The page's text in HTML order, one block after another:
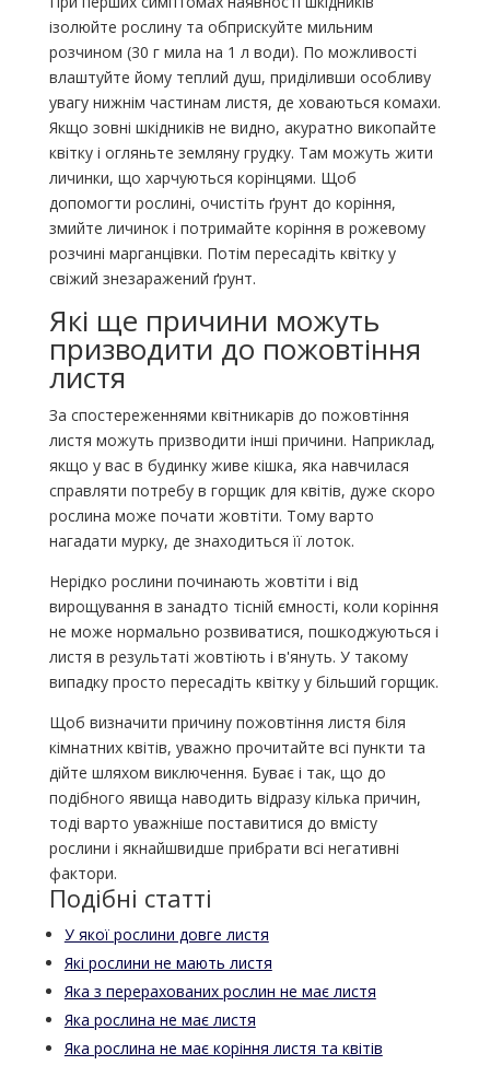
ізолюйте рослину та обприскуйте мильним
розчином (30 г мила на 1 л води). По можливості
влаштуйте йому теплий душ, приділивши особливу
увагу нижнім частинам листя, де ховаються комахи.
Якщо зовні шкідників не видно, акуратно викопайте
квітку і огляньте земляну грудку. Там можуть жити
личинки, що харчуються корінцями. Щоб
допомогти рослині, очистіть ґрунт до коріння,
змийте личинок і потримайте коріння в рожевому
розчині марганцівки. Потім пересадіть квітку у
свіжий знезаражений ґрунт.
Які ще причини можуть
призводити до пожовтіння
листя
За спостереженнями квітникарів до пожовтіння
листя можуть призводити інші причини. Наприклад,
якщо у вас в будинку живе кішка, яка навчилася
справляти потребу в горщик для квітів, дуже скоро
рослина може почати жовтіти. Тому варто
нагадати мурку, де знаходиться її лоток.
Нерідко рослини починають жовтіти і від
вирощування в занадто тісній ємності, коли коріння
не може нормально розвиватися, пошкоджуються і
листя в результаті жовтіють і в'януть. У такому
випадку просто пересадіть квітку у більший горщик.
Щоб визначити причину пожовтіння листя біля
кімнатних квітів, уважно прочитайте всі пункти та
дійте шляхом виключення. Буває і так, що до
подібного явища наводить відразу кілька причин,
тоді варто уважніше поставитися до вмісту
рослини і якнайшвидше прибрати всі негативні
фактори.
Подібні статті
У якої рослини довге листя
Які рослини не мають листя
Яка з перерахованих рослин не має листя
Яка рослина не має листя
Яка рослина не має коріння листя та квітів